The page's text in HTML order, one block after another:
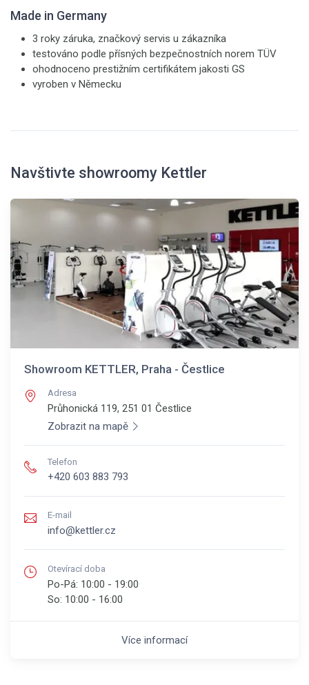
Made in Germany
3 roky záruka, značkový servis u zákazníka
testováno podle přísných bezpečnostních norem TÜV
ohodnoceno prestižním certifikátem jakosti GS
vyroben v Německu
Navštivte showroomy Kettler
Showroom KETTLER, Praha - Čestlice
Adresa
Průhonická 119, 251 01 Čestlice
Zobrazit na mapě
Telefon
+420 603 883 793
E-mail
info@kettler.cz
Otevírací doba
Po-Pá: 10:00 - 19:00
So: 10:00 - 16:00
Více informací